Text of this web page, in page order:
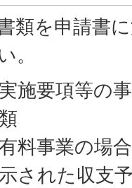
類を申請書
。
実施要項等の
類
料事業の場
された収支